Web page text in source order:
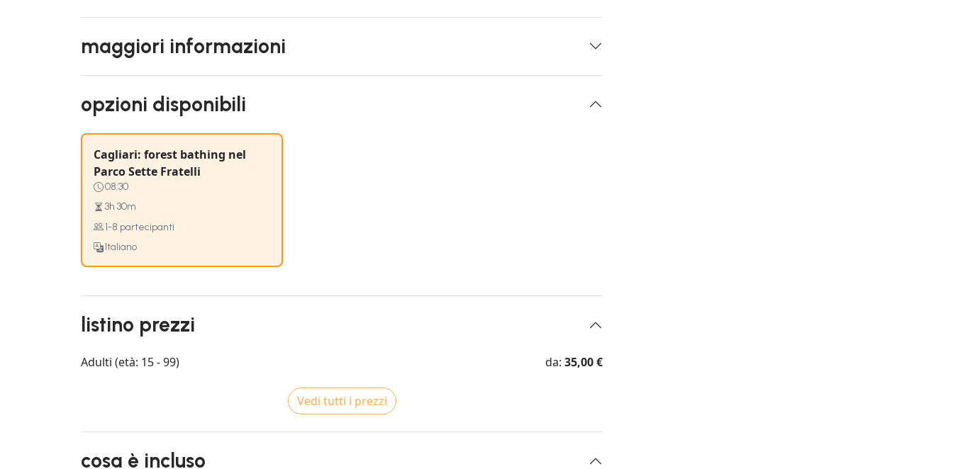
maggiori informazioni
opzioni disponibili
Cagliari: forest bathing nel
Parco Sette Fratelli
08:30
3h 30m
1-8 partecipanti
Italiano
listino prezzi
Adulti (età: 15 - 99) da: 35,00 €
Vedi tutti i prezzi
cosa è incluso